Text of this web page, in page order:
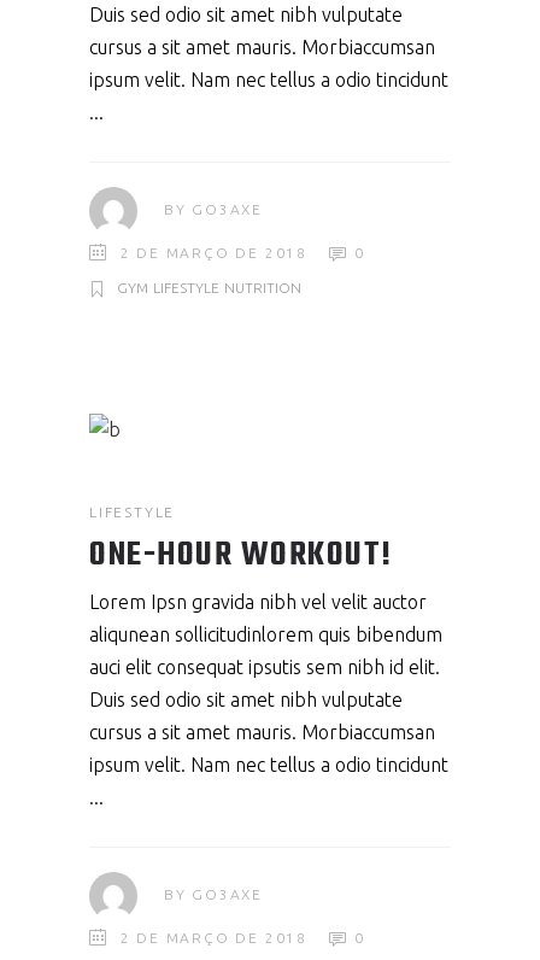
Duis sed odio sit amet nibh vulputate
cursus a sit amet mauris. Morbiaccumsan
ipsum velit. Nam nec tellus a odio tincidunt
BY GO3AXE
2 DE MARÇO DE 2018 0
GYM LIFESTYLE NUTRITION
LIFESTYLE
ONE-HOUR WORKOUT!
Lorem Ipsn gravida nibh vel velit auctor
aliqunean sollicitudinlorem quis bibendum
auci elit consequat ipsutis sem nibh id elit.
Duis sed odio sit amet nibh vulputate
cursus a sit amet mauris. Morbiaccumsan
ipsum velit. Nam nec tellus a odio tincidunt
BY GO3AXE
2 DE MARÇO DE 2018 0